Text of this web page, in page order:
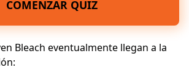
COMENZAR QUIZ
Bleach eventualmente llegan a la